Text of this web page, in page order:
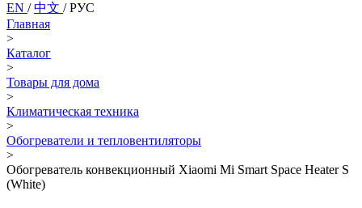
EN /中文 /РУС
Главная
>
Каталог
>
Товары для дома
>
Климатическая техника
>
Обогреватели и тепловентиляторы
>
Обогреватель конвекционный Xiaomi Mi Smart Space Heater S
(White)